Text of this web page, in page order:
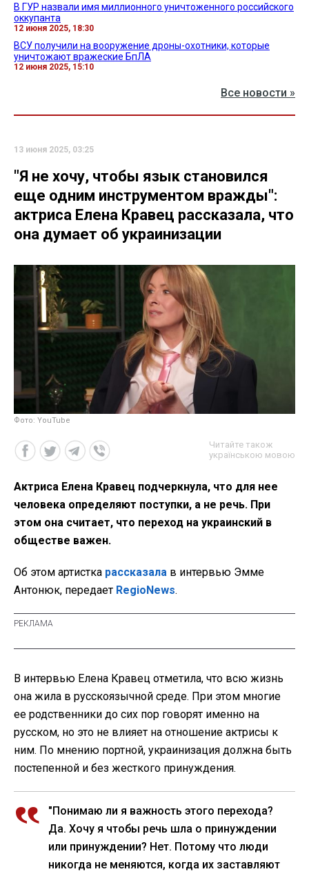
В ГУР назвали имя миллионного уничтоженного российского
оккупанта
12 июня 2025, 18:30
ВСУ получили на вооружение дроны-охотники, которые
уничтожают вражеские БпЛА
12 июня 2025, 15:10
Все новости »
13 июня 2025, 03:25
"Я не хочу, чтобы язык становился
еще одним инструментом вражды":
актриса Елена Кравец рассказала, что
она думает об украинизации
Фото: YouTube
Читайте також
українською мовою
Актриса Елена Кравец подчеркнула, что для нее
человека определяют поступки, а не речь. При
этом она считает, что переход на украинский в
обществе важен.
Об этом артистка рассказала в интервью Эмме
Антонюк, передает RegioNews.
В интервью Елена Кравец отметила, что всю жизнь
она жила в русскоязычной среде. При этом многие
ее родственники до сих пор говорят именно на
русском, но это не влияет на отношение актрисы к
ним. По мнению портной, украинизация должна быть
постепенной и без жесткого принуждения.
"Понимаю ли я важность этого перехода?
Да. Хочу я чтобы речь шла о принуждении
или принуждении? Нет. Потому что люди
никогда не меняются, когда их заставляют